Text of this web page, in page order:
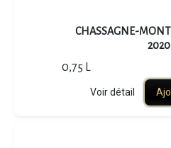
CHASSAGNE-
2020
0,75 L
Voir détail